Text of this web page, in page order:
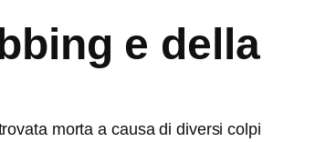
e della
morta a causa di diversi colpi